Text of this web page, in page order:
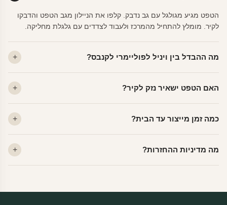
הטפט מגיע מגולגל עם גב נדבק. קלפו את הניילון מגב הטפט והדבקו
לקיר. מומלץ להתחיל מהמרכז ולעבוד לצדדים עם גלגלת מחליקה.
מה ההבדל בין ויניל לפוליימרי לקנבס?
פרמיום. קנבס — בד אמנותי יוקרתי, מט.
האם הטפט ישאיר נזק לקיר?
מתאים לקיר מטויח, גבס, קרמיקה וזכוכית.
כמה זמן מייצור עד הבית?
יוצאות באותו יום.
מה מדיניות ההחזרות?